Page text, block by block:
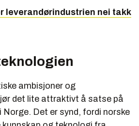
leverandørindustrien nei takk
ambisjoner og
det lite attraktivt å satse på
Norge. Det er synd, fordi norske